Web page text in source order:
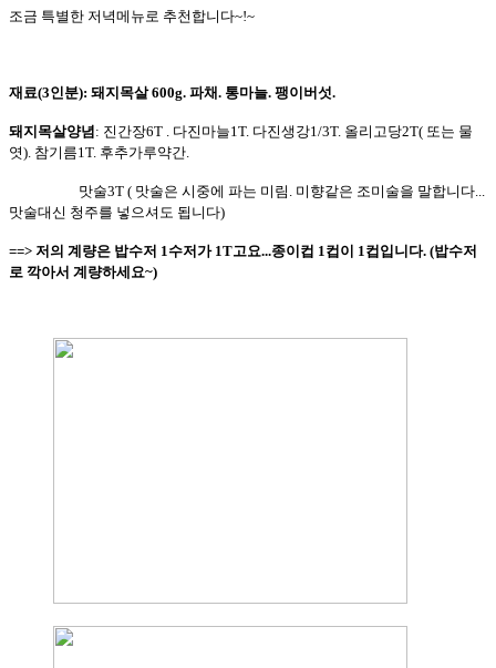
조금 특별한 저녁메뉴로 추천합니다~!~
재료(3인분): 돼지목살 600g. 파채. 통마늘. 팽이버섯.
돼지목살양념 : 진간장6T . 다진마늘1T. 다진생강1/3T. 올리고당2T( 또는 물
엿). 참기름1T. 후추가루약간.
맛술3T ( 맛술은 시중에 파는 미림. 미향같은 조미술을 말합니다...
맛술대신 청주를 넣으셔도 됩니다)
==> 저의 계량은 밥수저 1수저가 1T고요...종이컵 1컵이 1컵입니다. (밥수저
로 깍아서 계량하세요~)